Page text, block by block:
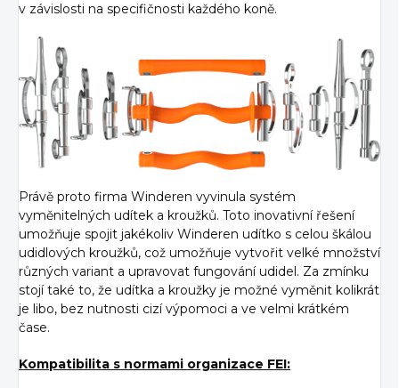
v závislosti na specifičnosti každého koně.
Právě proto firma Winderen vyvinula systém
vyměnitelných udítek a kroužků. Toto inovativní řešení
umožňuje spojit jakékoliv Winderen udítko s celou škálou
udidlových kroužků, což umožňuje vytvořit velké množství
různých variant a upravovat fungování udidel. Za zmínku
stojí také to, že udítka a kroužky je možné vyměnit kolikrát
je libo, bez nutnosti cizí výpomoci a ve velmi krátkém
čase.
Kompatibilita s normami organizace FEI: